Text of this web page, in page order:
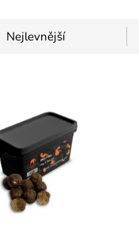
Nejlevnější